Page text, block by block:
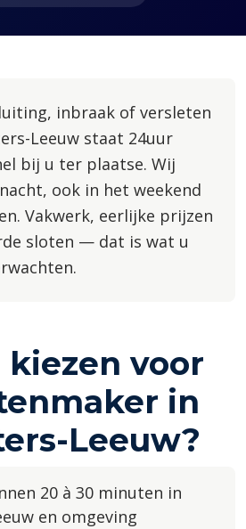
inbraak of versleten
Leeuw staat 24uur
bij u ter plaatse. Wij
ook in het weekend
Vakwerk, eerlijke prijzen
sloten — dat is wat u
kiezen voor
in
Leeuw?
20 à 30 minuten in
en omgeving